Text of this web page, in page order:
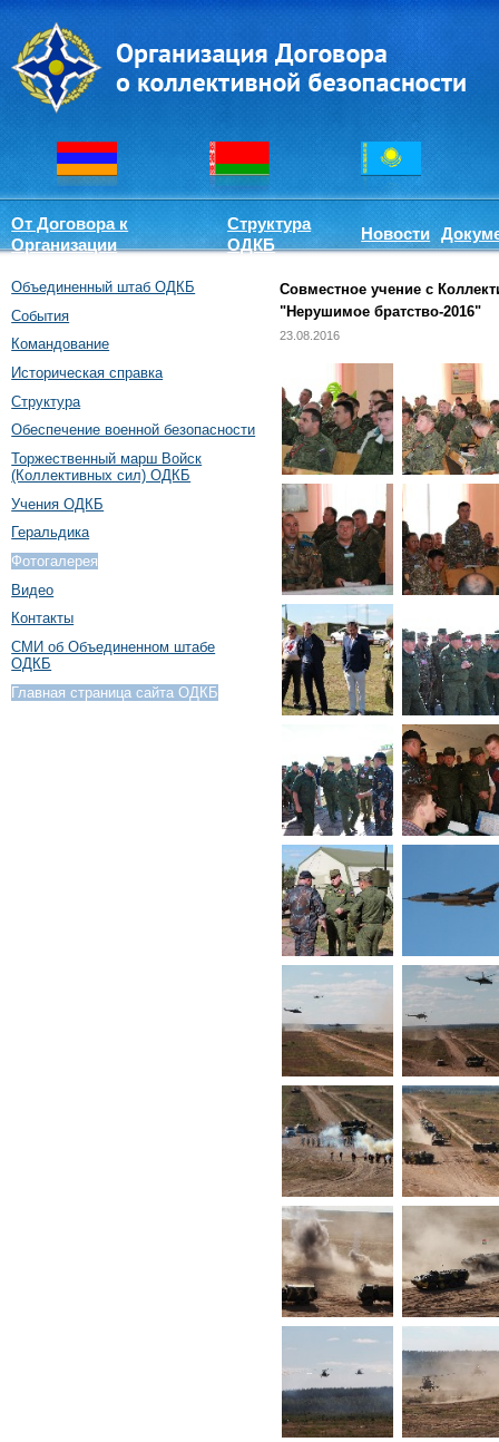
От Договора к
Организации
Структура
ОДКБ
Новости
Объединенный штаб ОДКБ
События
Командование
Историческая справка
Структура
Обеспечение военной безопасности
Торжественный марш Войск
(Коллективных сил) ОДКБ
Учения ОДКБ
Геральдика
Фотогалерея
Видео
Контакты
СМИ об Объединенном штабе
ОДКБ
Главная страница сайта ОДКБ
Совместное учение с
"Нерушимое братство-2016"
23.08.2016